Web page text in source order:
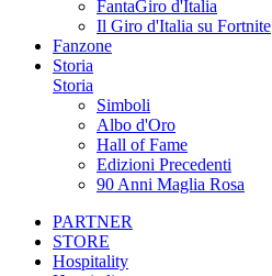
FantaGiro d'Italia
Il Giro d'Italia su Fortnite
Fanzone
Storia
Storia
Simboli
Albo d'Oro
Hall of Fame
Edizioni Precedenti
90 Anni Maglia Rosa
PARTNER
STORE
Hospitality